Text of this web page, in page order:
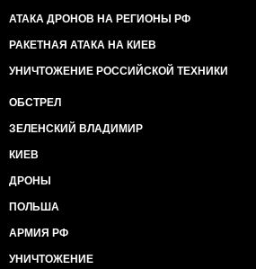
АТАКА ДРОНОВ НА РЕГИОНЫ РФ
РАКЕТНАЯ АТАКА НА КИЕВ
УНИЧТОЖЕНИЕ РОССИЙСКОЙ ТЕХНИКИ
ОБСТРЕЛ
ЗЕЛЕНСКИЙ ВЛАДИМИР
КИЕВ
ДРОНЫ
ПОЛЬША
АРМИЯ РФ
УНИЧТОЖЕНИЕ